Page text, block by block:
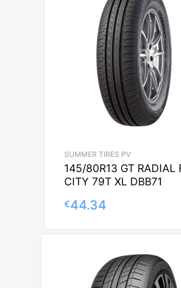
SUMMER TIRES PV
145/80R13 GT RADIAL
CITY 79T XL DBB71
€44.34